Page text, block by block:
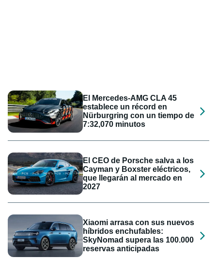
El Mercedes-AMG CLA 45
establece un récord en
Nürburgring con un tiempo de
7:32,070 minutos
El CEO de Porsche salva a los
Cayman y Boxster eléctricos,
que llegarán al mercado en
2027
Xiaomi arrasa con sus nuevos
híbridos enchufables:
SkyNomad supera las 100.000
reservas anticipadas